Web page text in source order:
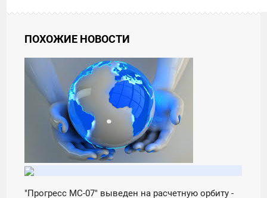
ПОХОЖИЕ НОВОСТИ
"Прогресс МС-07" выведен на расчетную орбиту -